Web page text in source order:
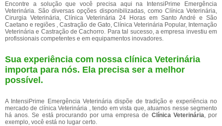
Encontre a solução que você precisa aqui na IntensiPrime Emergência
Veterinária. São diversas opções disponibilizadas, como Clínica Veterinária,
Cirurgia Veterinária, Clínica Veterinária 24 Horas em Santo André e São
Caetano e regiões , Castração de Gato, Clínica Veterinária Popular, Internação
Veterinária e Castração de Cachorro. Para tal sucesso, a empresa investiu em
profissionais competentes e em equipamentos inovadores.
Sua experiência com nossa clínica Veterinária
importa para nós. Ela precisa ser a melhor
possível.
A IntensiPrime Emergência Veterinária dispõe de tradição e experiência no
mercado de clínica Veterinária , tendo em vista que, atuamos nesse segmento
há anos. Se está procurando por uma empresa de Clínica Veterinária, por
exemplo, você está no lugar certo.